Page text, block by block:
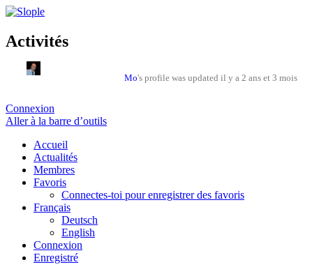
Activités
Mo's profile was updated il y a 2 ans et 3 mois
Connexion
Aller à la barre d’outils
Accueil
Actualités
Membres
Favoris
Connectes-toi pour enregistrer des favoris
Français
Deutsch
English
Connexion
Enregistré